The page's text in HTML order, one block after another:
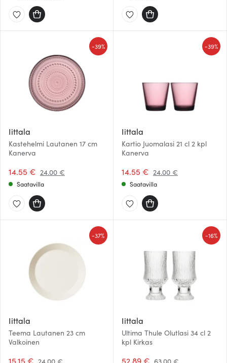
Iittala
Kastehelmi Lautanen 17 cm
Kanerva
14.55 € 24.00 €
-39%
Saatavilla
Iittala
Kartio Juomalasi 21 cl 2 kpl
Kanerva
14.55 € 24.00 €
-39%
Saatavilla
Iittala
Teema Lautanen 23 cm
Valkoinen
15.15 €
-37%
Iittala
Ultima Thule Olutlasi 34 cl 2
kpl Kirkas
52.89 €
-16%